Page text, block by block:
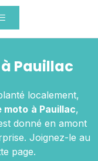
Pauillac
localement,
moto à Pauillac,
donné en amont
Joignez-le au
page.